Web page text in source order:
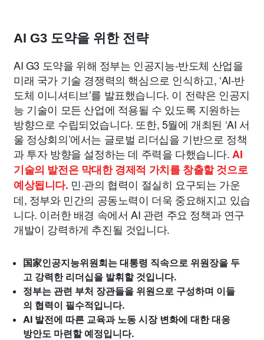
AI G3 도약을 위한 전략
AI G3 도약을 위해 정부는 인공지능-반도체 산업을
미래 국가 기술 경쟁력의 핵심으로 인식하고, ‘AI-반
도체 이니셔티브’를 발표했습니다. 이 전략은 인공지
능 기술이 모든 산업에 적용될 수 있도록 지원하는
방향으로 수립되었습니다. 또한, 5월에 개최된 ‘AI 서
울 정상회의’에서는 글로벌 리더십을 기반으로 정책
과 투자 방향을 설정하는 데 주력을 다했습니다. AI
기술의 발전은 막대한 경제적 가치를 창출할 것으로
예상됩니다. 민·관의 협력이 절실히 요구되는 가운
데, 정부와 민간의 공동노력이 더욱 중요해지고 있습
니다. 이러한 배경 속에서 AI 관련 주요 정책과 연구
개발이 강력하게 추진될 것입니다.
国家인공지능위원회는 대통령 직속으로 위원장을 두
고 강력한 리더십을 발휘할 것입니다.
정부는 관련 부처 장관들을 위원으로 구성하며 이들
의 협력이 필수적입니다.
AI 발전에 따른 교육과 노동 시장 변화에 대한 대응
방안도 마련할 예정입니다.